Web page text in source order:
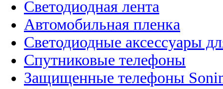
Светодиодная лента
Автомобильная пленка
Светодиодные аксессуары
Спутниковые телефоны
Защищенные телефоны